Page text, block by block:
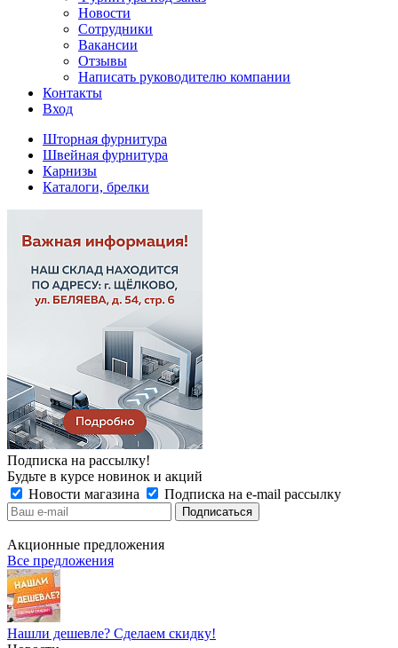
Новости
Сотрудники
Вакансии
Отзывы
Написать руководителю компании
Контакты
Вход
Шторная фурнитура
Швейная фурнитура
Карнизы
Каталоги, брелки
Подписка на рассылку!
Будьте в курсе новинок и акций
Новости магазина
Подписка на e-mail рассылку
Акционные предложения
Все предложения
Нашли дешевле? Сделаем скидку!